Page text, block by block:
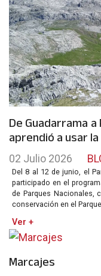
De Guadarrama
aprendió a usar la
02 Julio 2026
Del 8 al 12 de junio, el
participado en el
de Parques Nacionales,
conservación en el
Ver +
Marcajes